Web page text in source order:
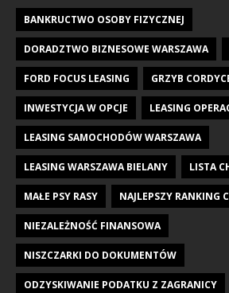
BANKRUCTWO OSOBY FIZYCZNEJ
DORADZTWO BIZNESOWE WARSZAWA
FORD FOCUS LEASING GRZYB
INWESTYCJA W OPCJE LEASING
LEASING SAMOCHODÓW WARSZAWA
LEASING WARSZAWA BIELANY LISTA
MAŁE PSY RASY NAJLEPSZY RANKING
NIEZALEŻNOŚĆ FINANSOWA
NISZCZARKI DO DOKUMENTÓW
ODZYSKIWANIE PODATKU Z ZAGRANICY